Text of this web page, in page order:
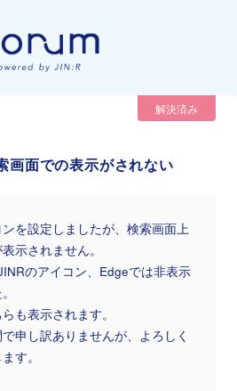
解決済み
画面での表示がされない
を設定しましたが、検索画面上
示されません。
のアイコン、Edgeでは非表示
も表示されます。
申し訳ありませんが、よろしく
す。